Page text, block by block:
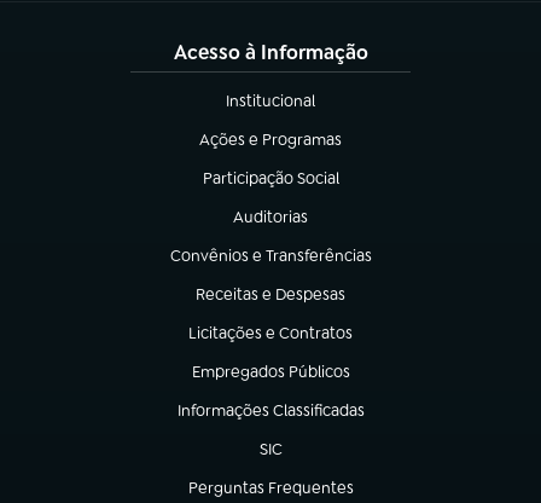
Acesso à Informação
Institucional
(abre em nova aba)
Ações e Programas
(abre em nova aba)
Participação Social
(abre em nova aba)
Auditorias
(abre em nova aba)
Convênios e Transferências
(abre em nova aba)
Receitas e Despesas
(abre em nova aba)
Licitações e Contratos
(abre em nova aba)
Empregados Públicos
(abre em nova aba)
Informações Classificadas
(abre em nova aba)
SIC
(abre em nova aba)
Perguntas Frequentes
(abre em nova aba)